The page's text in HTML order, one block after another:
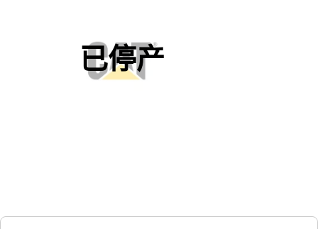
已停产